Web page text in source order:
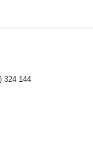
324 144